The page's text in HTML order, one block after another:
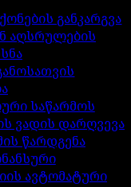
განკარგვა
აღსრულების
საწარმოს
ვადის დარღვევა
წარდგენა
ავტომატური